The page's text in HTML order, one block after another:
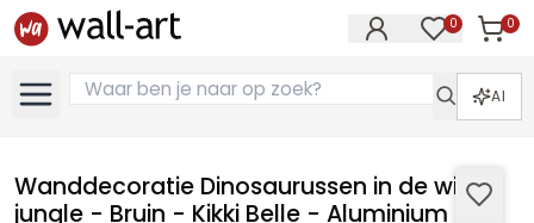
0 0
AI
Wanddecoratie Dinosaurussen in de wilde
jungle - Bruin - Kikki Belle - Aluminium